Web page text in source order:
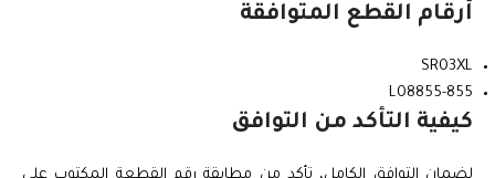
أرقام القطع المتوافقة
SR03XL
L08855-855
كيفية التأكد من التوافق